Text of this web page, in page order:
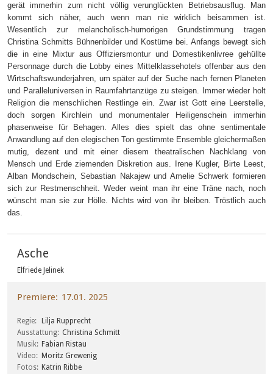
gerät immerhin zum nicht völlig verunglückten Betriebsausflug. Man
kommt sich näher, auch wenn man nie wirklich beisammen ist.
Wesentlich zur melancholisch-humorigen Grundstimmung tragen
Christina Schmitts Bühnenbilder und Kostüme bei. Anfangs bewegt sich
die in eine Mixtur aus Offiziersmontur und Domestikenlivree gehüllte
Personnage durch die Lobby eines Mittelklassehotels offenbar aus den
Wirtschaftswunderjahren, um später auf der Suche nach fernen Planeten
und Paralleluniversen in Raumfahrtanzüge zu steigen. Immer wieder holt
Religion die menschlichen Restlinge ein. Zwar ist Gott eine Leerstelle,
doch sorgen Kirchlein und monumentaler Heiligenschein immerhin
phasenweise für Behagen. Alles dies spielt das ohne sentimentale
Anwandlung auf den elegischen Ton gestimmte Ensemble gleichermaßen
mutig, dezent und mit einer diesem theatralischen Nachklang von
Mensch und Erde ziemenden Diskretion aus. Irene Kugler, Birte Leest,
Alban Mondschein, Sebastian Nakajew und Amelie Schwerk formieren
sich zur Restmenschheit. Weder weint man ihr eine Träne nach, noch
wünscht man sie zur Hölle. Nichts wird von ihr bleiben. Tröstlich auch
das.
Asche
Elfriede Jelinek
Premiere 17.01. 2025
Regie
Lilja Rupprecht
Ausstattung
Christina Schmitt
Musik Fabian Ristau
Video
Moritz Grewenig
Fotos Katrin Ribbe